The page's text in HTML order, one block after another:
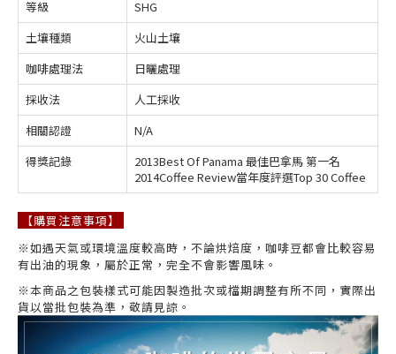
等級
SHG
土壤種類
火山土壤
咖啡處理法
日曬處理
採收法
人工採收
相關認證
N/A
得獎記錄
2013Best Of Panama 最佳巴拿馬 第一名
2014Coffee Review當年度評選Top 30 Coffee
【購買注意事項】
※如遇天氣或環境溫度較高時，不論烘焙度，咖啡豆都會比較容易
有出油的現象，屬於正常，完全不會影響風味。
※本商品之包裝樣式可能因製造批次或檔期調整有所不同，實際出
貨以當批包裝為準，敬請見諒。